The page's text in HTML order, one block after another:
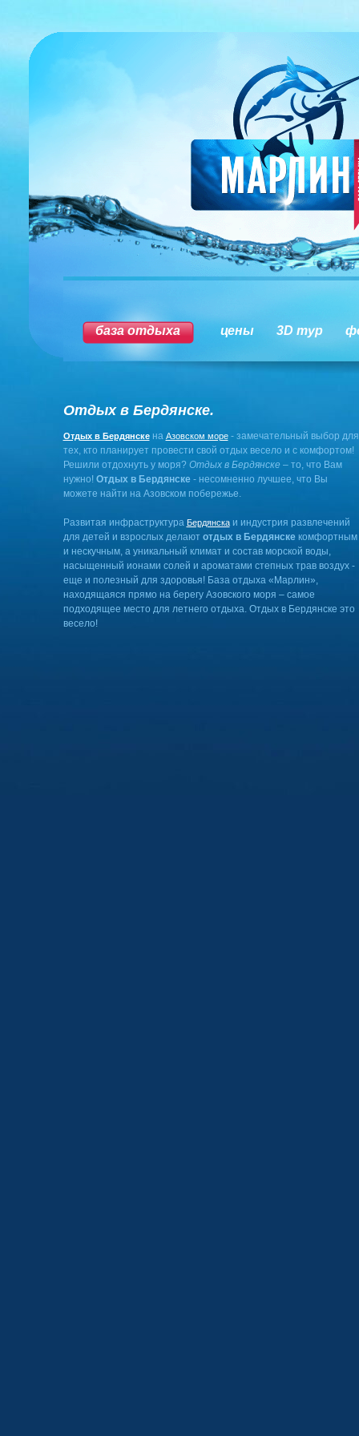
база отдыха цены 3D тур
Отдых в Бердянске.
Отдых в Бердянскена Азовском море- замечательный выбор для
тех, кто планирует провести свой отдых весело и с комфортом!
Решили отдохнуть у моря? Отдых в Бердянске– то, что Вам
нужно! Отдых в Бердянске- несомненно лучшее, что Вы
можете найти на Азовском побережье.
Развитая инфраструктура Бердянскаи индустрия развлечений
для детей и взрослых делают отдых в Бердянскекомфортным
и нескучным, а уникальный климат и состав морской воды,
насыщенный ионами солей и ароматами степных трав воздух -
еще и полезный для здоровья! База отдыха «Марлин»,
находящаяся прямо на берегу Азовского моря – самое
подходящее место для летнего отдыха. Отдых в Бердянске это
весело!